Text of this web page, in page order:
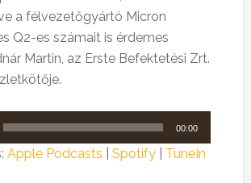
a félvezetőgyártó Micron
Q2-es számait is érdemes
Martin, az Erste Befektetési Zrt.
00:00
Apple Podcasts Spotify| TuneIn